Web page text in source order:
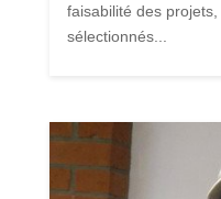
faisabilité des
sélectionnés...